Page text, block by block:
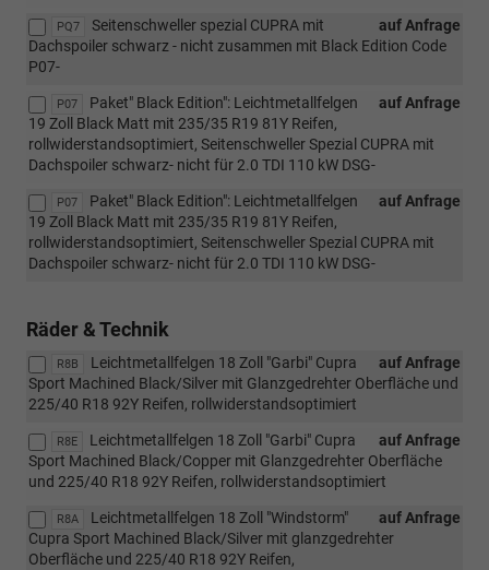
PQ7 auf Anfrage
Seitenschweller spezial CUPRA mit
Dachspoiler schwarz - nicht zusammen mit Black Edition Code
P07-
P07 auf Anfrage
Paket" Black Edition": Leichtmetallfelgen
19 Zoll Black Matt mit 235/35 R19 81Y Reifen,
rollwiderstandsoptimiert, Seitenschweller Spezial CUPRA mit
Dachspoiler schwarz- nicht für 2.0 TDI 110 kW DSG-
P07 auf Anfrage
Paket" Black Edition": Leichtmetallfelgen
19 Zoll Black Matt mit 235/35 R19 81Y Reifen,
rollwiderstandsoptimiert, Seitenschweller Spezial CUPRA mit
Dachspoiler schwarz- nicht für 2.0 TDI 110 kW DSG-
Räder & Technik
R8B auf Anfrage
Leichtmetallfelgen 18 Zoll "Garbi" Cupra
Sport Machined Black/Silver mit Glanzgedrehter Oberfläche und
225/40 R18 92Y Reifen, rollwiderstandsoptimiert
R8E auf Anfrage
Leichtmetallfelgen 18 Zoll "Garbi" Cupra
Sport Machined Black/Copper mit Glanzgedrehter Oberfläche
und 225/40 R18 92Y Reifen, rollwiderstandsoptimiert
R8A auf Anfrage
Leichtmetallfelgen 18 Zoll "Windstorm"
Cupra Sport Machined Black/Silver mit glanzgedrehter
Oberfläche und 225/40 R18 92Y Reifen,